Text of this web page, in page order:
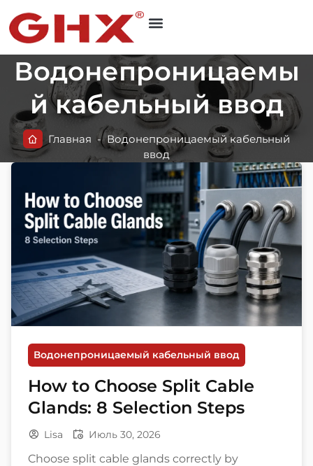
Водонепроницаемы
й кабельный ввод
Главная - Водонепроницаемый кабельный
ввод
Водонепроницаемый кабельный ввод
How to Choose Split Cable
Glands: 8 Selection Steps
Lisa Июль 30, 2026
Choose split cable glands correctly by